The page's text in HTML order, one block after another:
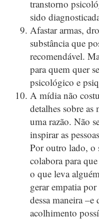
transtorno
sido
Afastar armas,
substância que
recomendável.
para quem quer
psicológico e
A mídia não
detalhes sobre
uma razão. Não
inspirar as
Por outro lado, o
colabora para
o que leva
gerar empatia
dessa maneira
acolhimento